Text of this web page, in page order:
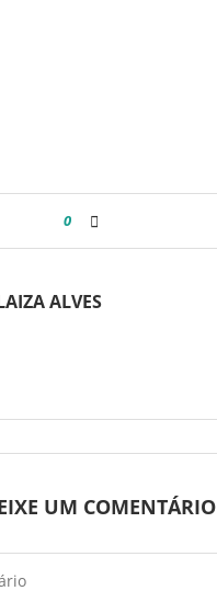
0
ALVES
UM COMENTÁRIO